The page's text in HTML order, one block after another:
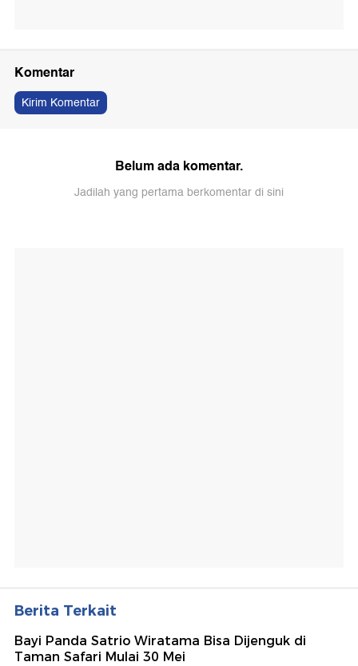
Komentar
Kirim Komentar
Belum ada komentar.
Jadilah yang pertama berkomentar di sini
Berita Terkait
Bayi Panda Satrio Wiratama Bisa Dijenguk di
Taman Safari Mulai 30 Mei